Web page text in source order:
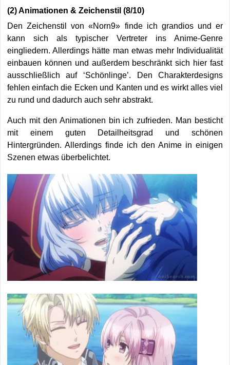
(2) Animationen & Zeichenstil (8/10)
Den Zeichenstil von «Norn9» finde ich grandios und er
kann sich als typischer Vertreter ins Anime-Genre
eingliedern. Allerdings hätte man etwas mehr Individualität
einbauen können und außerdem beschränkt sich hier fast
ausschließlich auf ‘Schönlinge’. Den Charakterdesigns
fehlen einfach die Ecken und Kanten und es wirkt alles viel
zu rund und dadurch auch sehr abstrakt.
Auch mit den Animationen bin ich zufrieden. Man besticht
mit einem guten Detailheitsgrad und schönen
Hintergründen. Allerdings finde ich den Anime in einigen
Szenen etwas überbelichtet.